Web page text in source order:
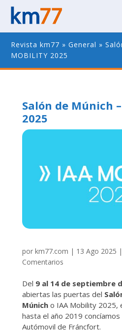
Revista km77 »General »
MOBILITY 2025
Salón de Múnich
2025
por km77.com | 13 Ago 2025 |
Comentarios
Del 9 al 14 de septiembre
abiertas las puertas del
Múnicho IAA Mobility 2025,
hasta el año 2019 concíamos
Autómovil de Fráncfort.